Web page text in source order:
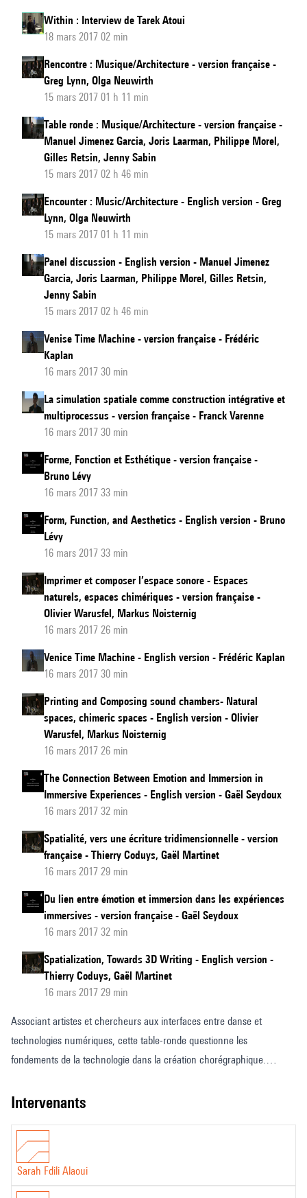
Within : Interview de Tarek Atoui
18 mars 2017 02 min
Rencontre : Musique/Architecture - version française -
Greg Lynn, Olga Neuwirth
15 mars 2017 01 h 11 min
Table ronde : Musique/Architecture - version française -
Manuel Jimenez Garcia, Joris Laarman, Philippe Morel,
Gilles Retsin, Jenny Sabin
15 mars 2017 02 h 46 min
Encounter : Music/Architecture - English version - Greg
Lynn, Olga Neuwirth
15 mars 2017 01 h 11 min
Panel discussion - English version - Manuel Jimenez
Garcia, Joris Laarman, Philippe Morel, Gilles Retsin,
Jenny Sabin
15 mars 2017 02 h 46 min
Venise Time Machine - version française - Frédéric
Kaplan
16 mars 2017 30 min
La simulation spatiale comme construction intégrative et
multiprocessus - version française - Franck Varenne
16 mars 2017 30 min
Forme, Fonction et Esthétique - version française -
Bruno Lévy
16 mars 2017 33 min
Form, Function, and Aesthetics - English version - Bruno
Lévy
16 mars 2017 33 min
Imprimer et composer l’espace sonore - Espaces
naturels, espaces chimériques - version française -
Olivier Warusfel, Markus Noisternig
16 mars 2017 26 min
Venice Time Machine - English version - Frédéric Kaplan
16 mars 2017 30 min
Printing and Composing sound chambers- Natural
spaces, chimeric spaces - English version - Olivier
Warusfel, Markus Noisternig
16 mars 2017 26 min
The Connection Between Emotion and Immersion in
Immersive Experiences - English version - Gaël Seydoux
16 mars 2017 32 min
Spatialité, vers une écriture tridimensionnelle - version
française - Thierry Coduys, Gaël Martinet
16 mars 2017 29 min
Du lien entre émotion et immersion dans les expériences
immersives - version française - Gaël Seydoux
16 mars 2017 32 min
Spatialization, Towards 3D Writing - English version -
Thierry Coduys, Gaël Martinet
16 mars 2017 29 min
Associant artistes et chercheurs aux interfaces entre danse et
technologies numériques, cette table-ronde questionne les
fondements de la technologie dans la création chorégraphique.
les méthodes de recherche en informatique ? Quel langage commun
expérientielle ?
intervenants
Sarah Fdili Alaoui